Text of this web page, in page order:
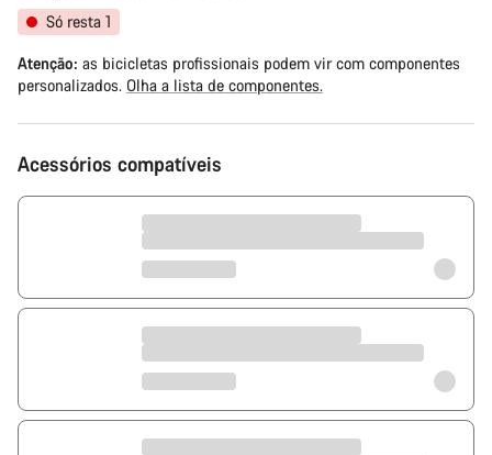
Só resta 1
Atenção: as bicicletas profissionais podem vir com componentes
personalizados. Olha a lista de componentes.
Acessórios compatíveis